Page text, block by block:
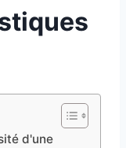
d'une